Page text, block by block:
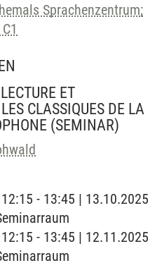
Sprachenzentrum;
ET
CLASSIQUES DE LA
(SEMINAR)
- 13:45 | 13.10.2025
- 13:45 | 12.11.2025